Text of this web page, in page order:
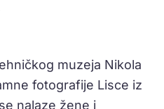
muzeja Nikola
fotografije Lisce iz
nalaze žene i